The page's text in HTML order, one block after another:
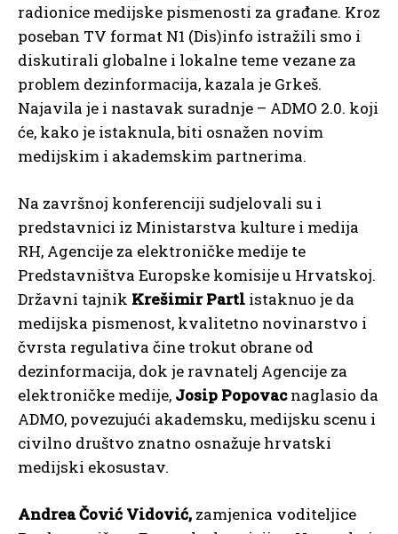
radionice medijske pismenosti za građane. Kroz
poseban TV format N1 (Dis)info istražili smo i
diskutirali globalne i lokalne teme vezane za
problem dezinformacija, kazala je Grkeš.
Najavila je i nastavak suradnje – ADMO 2.0. koji
će, kako je istaknula, biti osnažen novim
medijskim i akademskim partnerima.
Na završnoj konferenciji sudjelovali su i
predstavnici iz Ministarstva kulture i medija
RH, Agencije za elektroničke medije te
Predstavništva Europske komisije u Hrvatskoj.
Državni tajnik Krešimir Partl istaknuo je da
medijska pismenost, kvalitetno novinarstvo i
čvrsta regulativa čine trokut obrane od
dezinformacija, dok je ravnatelj Agencije za
elektroničke medije, Josip Popovacnaglasio da
ADMO, povezujući akademsku, medijsku scenu i
civilno društvo znatno osnažuje hrvatski
medijski ekosustav.
Andrea Čović Vidović, zamjenica voditeljice